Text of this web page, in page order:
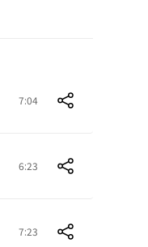
7:04
6:23
7:23